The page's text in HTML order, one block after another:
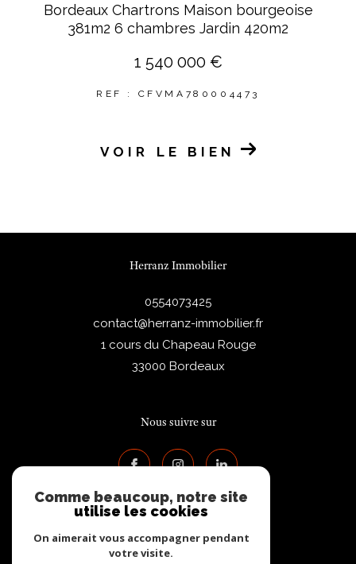
Bordeaux Chartrons Maison bourgeoise
381m2 6 chambres Jardin 420m2
1 540 000 €
REF : CFVMA780004473
VOIR LE BIEN
Herranz Immobilier
0554073425
contact@herranz-immobilier.fr
1 cours du Chapeau Rouge
33000
Bordeaux
Nous suivre sur
Comme beaucoup, notre site
utilise les cookies
On aimerait vous accompagner pendant
votre visite.